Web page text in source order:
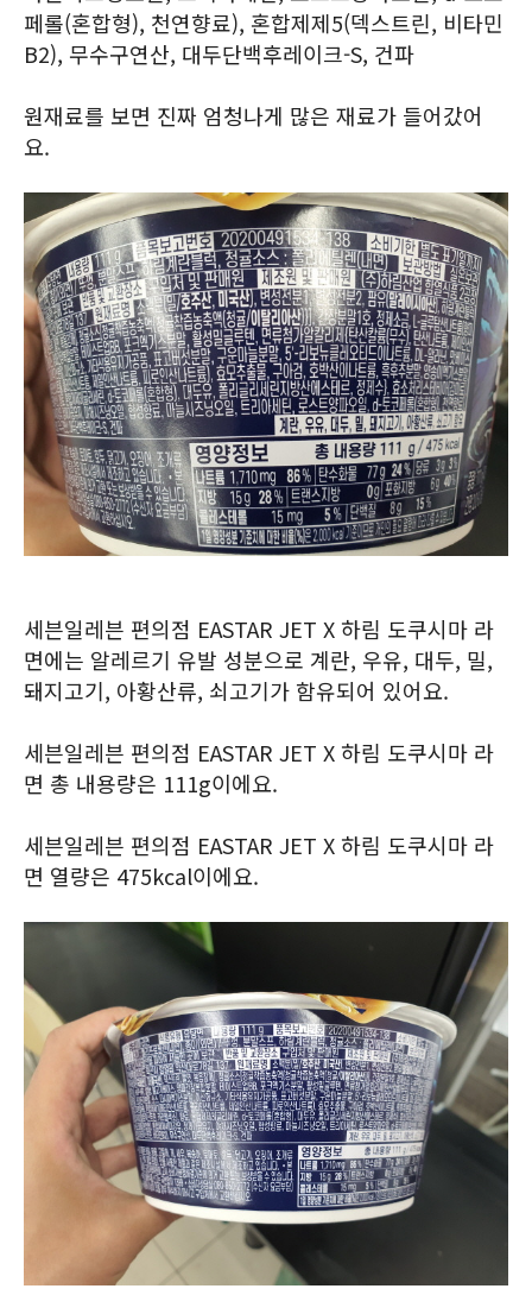
페롤(혼합형), 천연향료), 혼합제제5(덱스트린, 비타민
B2), 무수구연산, 대두단백후레이크-S, 건파
원재료를 보면 진짜 엄청나게 많은 재료가 들어갔어
요.
세븐일레븐 편의점 EASTAR JET X 하림 도쿠시마 라
면에는 알레르기 유발 성분으로 계란, 우유, 대두, 밀,
돼지고기, 아황산류, 쇠고기가 함유되어 있어요.
세븐일레븐 편의점 EASTAR JET X 하림 도쿠시마 라
면 총 내용량은 111g이에요.
세븐일레븐 편의점 EASTAR JET X 하림 도쿠시마 라
면 열량은 475kcal이에요.